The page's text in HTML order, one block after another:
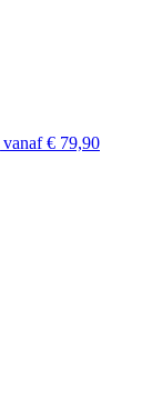
vanaf € 79,90